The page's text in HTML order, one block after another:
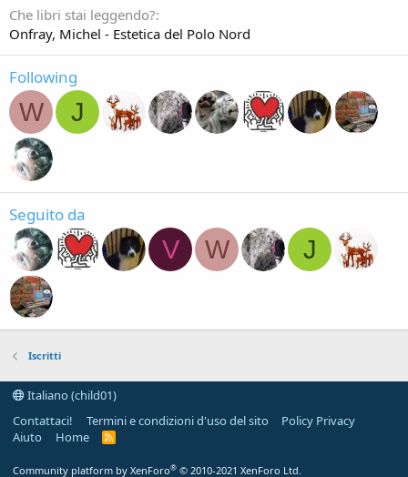
Che libri stai leggendo?
Onfray, Michel - Estetica del Polo Nord
Following
W J
Seguito da
V W J
Iscritti
Italiano (child01)
Contattaci!
Termini e condizioni d'uso del sito
Policy Privacy
Aiuto
Home
R
Community platform by XenForo® © 2010-2021 XenForo Ltd.